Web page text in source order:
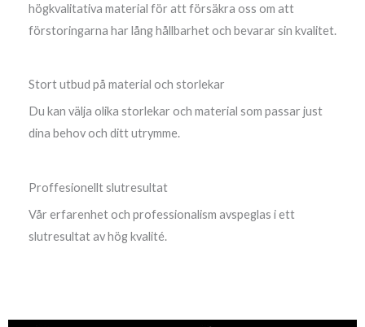
högkvalitativa material för att försäkra oss om att
förstoringarna har lång hållbarhet och bevarar sin kvalitet.
Stort utbud på material och storlekar
Du kan välja olika storlekar och material som passar just
dina behov och ditt utrymme.
Proffesionellt slutresultat
Vår erfarenhet och professionalism avspeglas i ett
slutresultat av hög kvalité.